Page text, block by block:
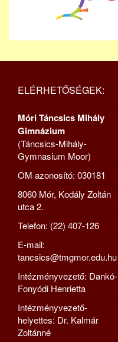
ELÉRHETŐSÉGEK:
Móri Táncsics Mihály
Gimnázium
(Táncsics-Mihály-
Gymnasium Moor)
OM azonosító: 030181
8060 Mór, Kodály Zoltán
utca 2.
Telefon: (22) 407-126
E-mail:
tancsics@tmgmor.edu.hu
Intézményvezető: Dankó-
Fonyódi Henrietta
Intézményvezető-
helyettes: Dr. Kalmár
Zoltánné